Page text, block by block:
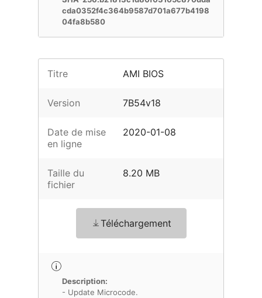
cda0352f4c364b9587d701a677b4198
04fa8b580
Titre AMI BIOS
Version 7B54v18
Date de mise
en ligne
2020-01-08
Taille du
fichier
8.20 MB
Téléchargement
Description:
- Update Microcode.